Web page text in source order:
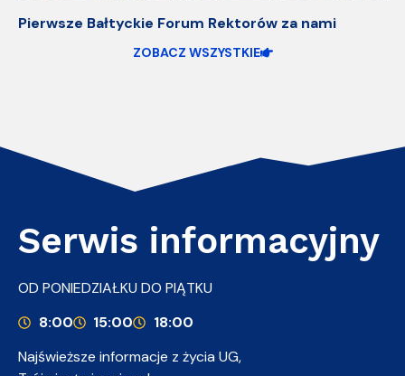
Pierwsze Bałtyckie Forum Rektorów za nami
ZOBACZ WSZYSTKIE
Serwis informacyjny
OD PONIEDZIAŁKU DO PIĄTKU
8:00
15:00
18:00
Najświeższe informacje z życia UG,